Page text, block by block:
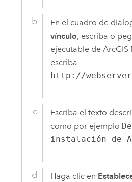
En el cuadro de
vínculo, escriba o
ejecutable deArcGIS
escriba
http://
Escriba el texto
como por ejemplo
instalación de
Haga clic en